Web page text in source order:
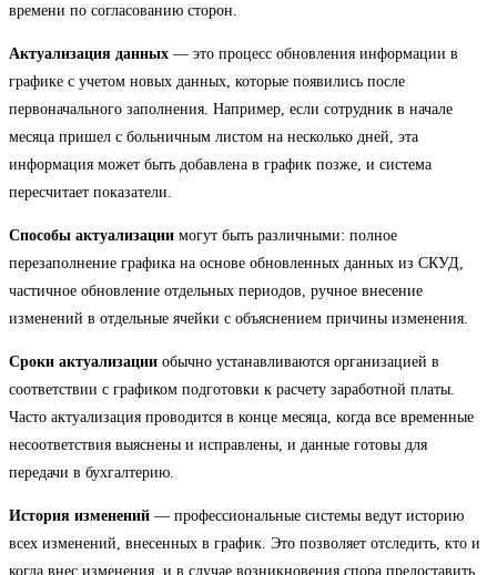
времени по согласованию сторон.
Актуализация данных — это процесс обновления информации в
графике с учетом новых данных, которые появились после
первоначального заполнения. Например, если сотрудник в начале
месяца пришел с больничным листом на несколько дней, эта
информация может быть добавлена в график позже, и система
пересчитает показатели.
Способы актуализации могут быть различными: полное
перезаполнение графика на основе обновленных данных из СКУД,
частичное обновление отдельных периодов, ручное внесение
изменений в отдельные ячейки с объяснением причины изменения.
Сроки актуализации обычно устанавливаются организацией в
соответствии с графиком подготовки к расчету заработной платы.
Часто актуализация проводится в конце месяца, когда все временные
несоответствия выяснены и исправлены, и данные готовы для
передачи в бухгалтерию.
История изменений — профессиональные системы ведут историю
всех изменений, внесенных в график. Это позволяет отследить, кто и
когда внес изменения, и в случае возникновения спора предоставить